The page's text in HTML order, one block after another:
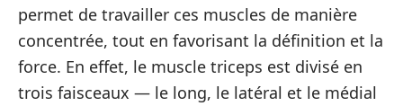
permet de travailler ces muscles de manière
concentrée, tout en favorisant la définition et la
force. En effet, le muscle triceps est divisé en
trois faisceaux — le long, le latéral et le médial